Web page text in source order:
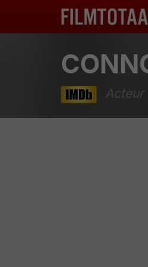
Acteur